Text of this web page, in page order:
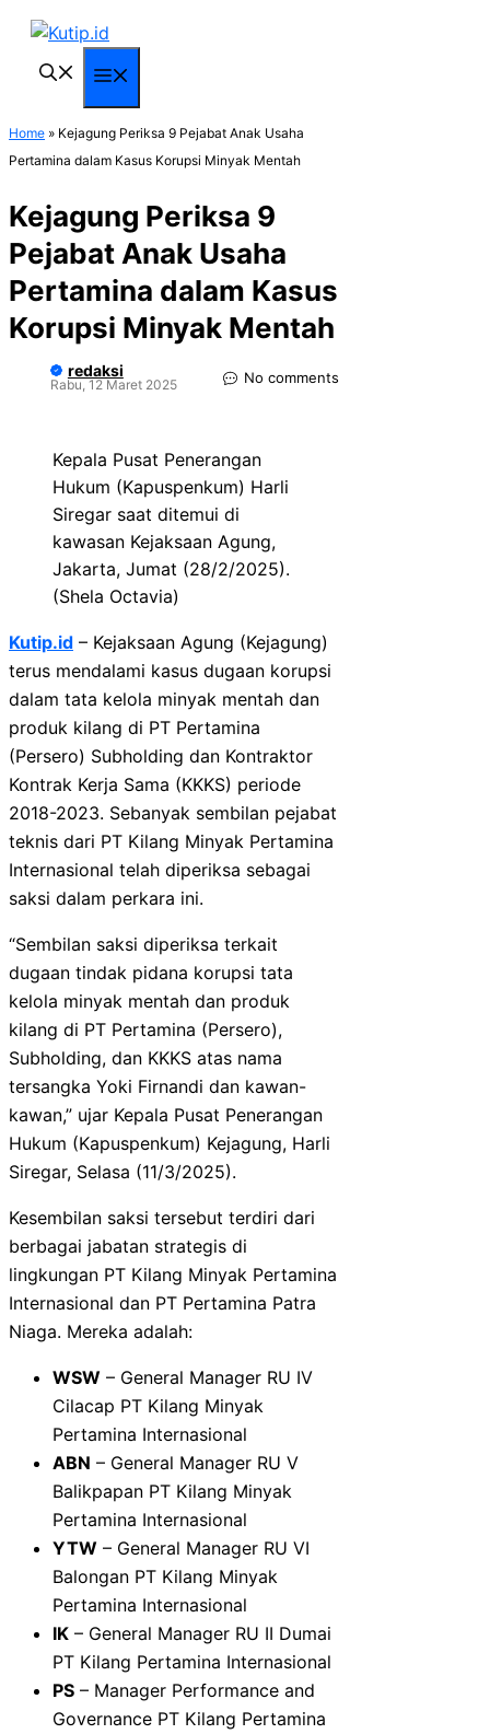
Langsung
Home » Kejagung Periksa 9 Pejabat Anak Usaha
Pertamina dalam Kasus Korupsi Minyak Mentah
Kejagung Periksa 9
Pejabat Anak Usaha
Pertamina dalam Kasus
Korupsi Minyak Mentah
redaksi
Rabu, 12 Maret 2025 No comments
Kepala Pusat Penerangan
Hukum (Kapuspenkum) Harli
Siregar saat ditemui di
kawasan Kejaksaan Agung,
Jakarta, Jumat (28/2/2025).
(Shela Octavia)
Kutip.id – Kejaksaan Agung (Kejagung)
terus mendalami kasus dugaan korupsi
dalam tata kelola minyak mentah dan
produk kilang di PT Pertamina
(Persero) Subholding dan Kontraktor
Kontrak Kerja Sama (KKKS) periode
2018-2023. Sebanyak sembilan pejabat
teknis dari PT Kilang Minyak Pertamina
Internasional telah diperiksa sebagai
saksi dalam perkara ini.
“Sembilan saksi diperiksa terkait
dugaan tindak pidana korupsi tata
kelola minyak mentah dan produk
kilang di PT Pertamina (Persero),
Subholding, dan KKKS atas nama
tersangka Yoki Firnandi dan kawan-
kawan,” ujar Kepala Pusat Penerangan
Hukum (Kapuspenkum) Kejagung, Harli
Siregar, Selasa (11/3/2025).
Kesembilan saksi tersebut terdiri dari
berbagai jabatan strategis di
lingkungan PT Kilang Minyak Pertamina
Internasional dan PT Pertamina Patra
Niaga. Mereka adalah:
WSW – General Manager RU IV
Cilacap PT Kilang Minyak
Pertamina Internasional
ABN – General Manager RU V
Balikpapan PT Kilang Minyak
Pertamina Internasional
YTW – General Manager RU VI
Balongan PT Kilang Minyak
Pertamina Internasional
IK – General Manager RU II Dumai
PT Kilang Pertamina Internasional
PS – Manager Performance and
Governance PT Kilang Pertamina